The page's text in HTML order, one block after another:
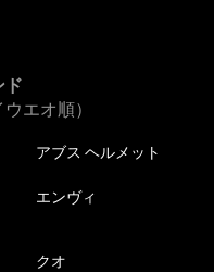
ド
エオ順）
アブス ヘルメット
エンヴィ
クオ